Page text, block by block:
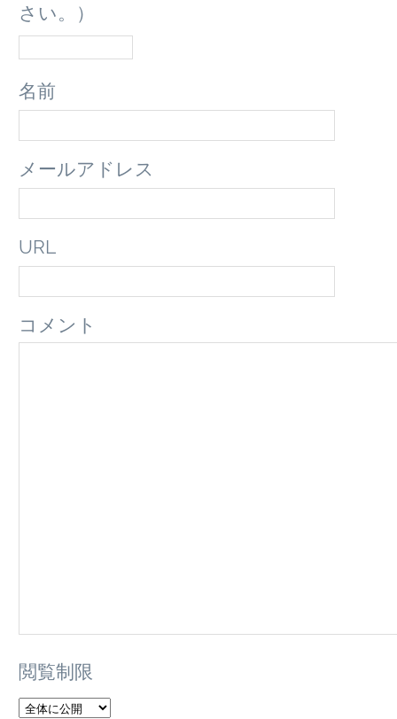
さい。）
名前
メールアドレス
URL
コメント
閲覧制限